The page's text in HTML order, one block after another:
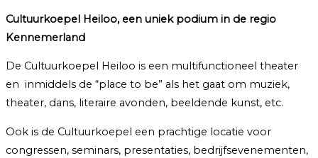
Cultuurkoepel Heiloo, een uniek podium in de regio
Kennemerland
De Cultuurkoepel Heiloo is een multifunctioneel theater
en inmiddels de “place to be” als het gaat om muziek,
theater, dans, literaire avonden, beeldende kunst, etc.
Ook is de Cultuurkoepel een prachtige locatie voor
congressen, seminars, presentaties, bedrijfsevenementen,